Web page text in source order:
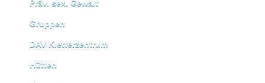
Präv. sex. Gewalt
Gruppen
DAV Kletterzentrum
Hütten